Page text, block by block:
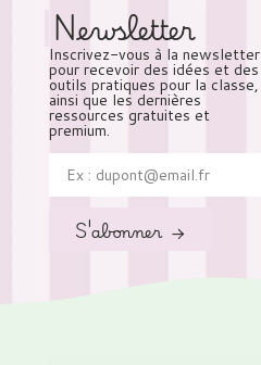
Newsletter
Inscrivez-vous à la newsletter
pour recevoir des idées et des
outils pratiques pour la classe,
ainsi que les dernières
ressources gratuites et
premium.
S'abonner →